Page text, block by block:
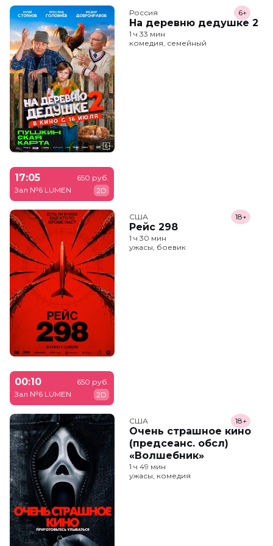
Россия
На деревню дедушке 2
6+
1 ч 33 мин
комедия, семейный
17:05
Зал №6 LUMEN
650 руб.
2D
США
Рейс 298
18+
1 ч 30 мин
ужасы, боевик
00:10
Зал №6 LUMEN
650 руб.
2D
США
Очень страшное кино
(предсеанс. обсл)
«Волшебник»
18+
1 ч 49 мин
ужасы, комедия